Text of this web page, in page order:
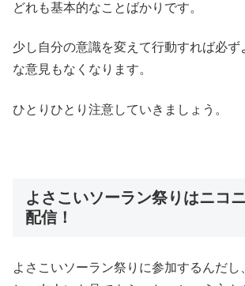
どれも基本的なことばかりです。
少し自分の意識を変えて行動すれば必ず
な意見もなくなります。
ひとりひとり注意していきましょう。
よさこいソーラン祭りはニコ
配信！
よさこいソーラン祭りに参加するんだし